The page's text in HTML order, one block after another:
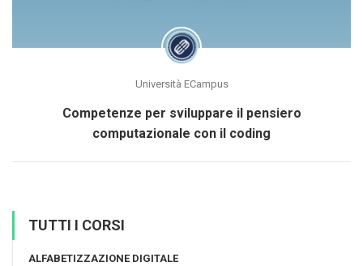
Università ECampus
Competenze per sviluppare il pensiero
computazionale con il coding
TUTTI I CORSI
ALFABETIZZAZIONE DIGITALE